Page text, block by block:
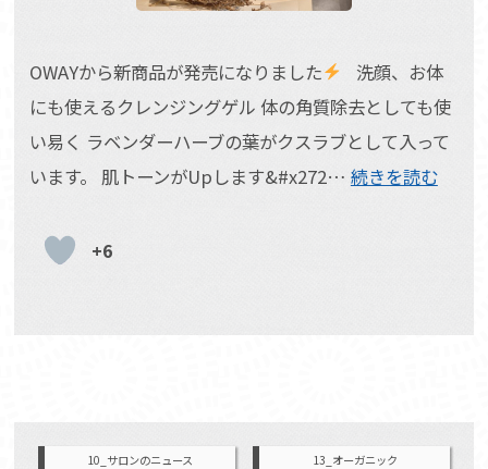
OWAYから新商品が発売になりました
洗顔、お体
にも使えるクレンジングゲル 体の角質除去としても使
い易く ラベンダーハーブの葉がクスラブとして入って
います。 肌トーンがUpします&#x272… 続きを読む
+6
10_サロンのニュース 13_オーガニック